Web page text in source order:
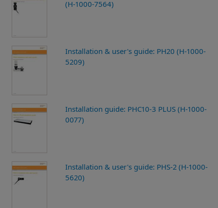
(H-1000-7564)
Installation & user's guide: PH20 (H-1000-
5209)
Installation guide: PHC10-3 PLUS (H-1000-
0077)
Installation & user's guide: PHS-2 (H-1000-
5620)